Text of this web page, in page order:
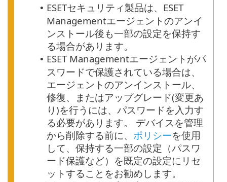
• ESETセキュリティ製品は、ESET
Managementエージェントのアンイ
ンストール後も一部の設定を保持す
る場合があります。
• ESET Managementエージェントがパ
スワードで保護されている場合は、
エージェントのアンインストール、
修復、またはアップグレード(変更あ
り)を行うには、パスワードを入力す
る必要があります。
デバイスを管理
から削除する前に、 ポリシーを使用
して、保持する一部の設定（パスワ
ード保護など）を既定の設定にリセ
ットすることをお勧めします。